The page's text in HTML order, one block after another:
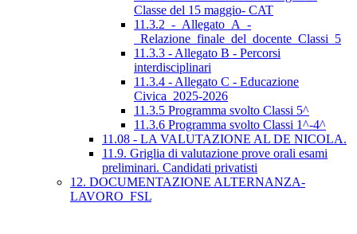
Classe del 15 maggio- CAT
11.3.2_-_Allegato_A_-
_Relazione_finale_del_docente_Classi_5
11.3.3 - Allegato B - Percorsi
interdisciplinari
11.3.4 - Allegato C - Educazione
Civica_2025-2026
11.3.5 Programma svolto Classi 5^
11.3.6 Programma svolto Classi 1^-4^
11.08 - LA VALUTAZIONE AL DE NICOLA.
11.9. Griglia di valutazione prove orali esami
preliminari. Candidati privatisti
12. DOCUMENTAZIONE ALTERNANZA-
LAVORO_FSL